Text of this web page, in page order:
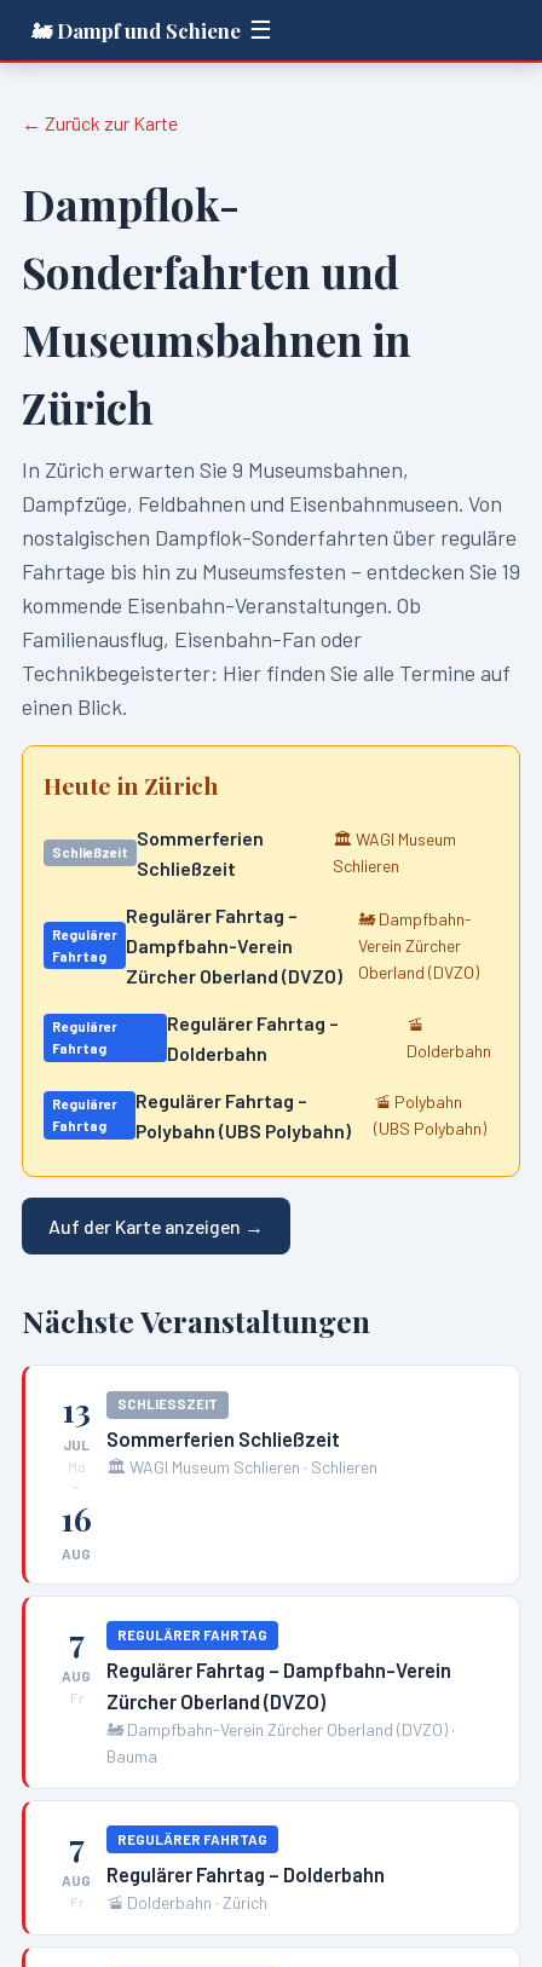
🚂 Dampf und Schiene ☰
← Zurück zur Karte
Dampflok-
Sonderfahrten und
Museumsbahnen in
Zürich
In Zürich erwarten Sie 9 Museumsbahnen,
Dampfzüge, Feldbahnen und Eisenbahnmuseen. Von
nostalgischen Dampflok-Sonderfahrten über reguläre
Fahrtage bis hin zu Museumsfesten – entdecken Sie 19
kommende Eisenbahn-Veranstaltungen. Ob
Familienausflug, Eisenbahn-Fan oder
Technikbegeisterter: Hier finden Sie alle Termine auf
einen Blick.
Heute in Zürich
Schließzeit
Sommerferien
Schließzeit
🏛️ WAGI Museum
Schlieren
Regulärer
Fahrtag
Regulärer Fahrtag –
Dampfbahn-Verein
Zürcher Oberland (DVZO)
🚂 Dampfbahn-
Verein Zürcher
Oberland (DVZO)
Regulärer
Fahrtag
Regulärer Fahrtag –
Dolderbahn
🚡
Dolderbahn
Regulärer
Fahrtag
Regulärer Fahrtag –
Polybahn (UBS Polybahn)
🚡 Polybahn
(UBS Polybahn)
Auf der Karte anzeigen →
Nächste Veranstaltungen
13
JUL
Mo
–
16
AUG
SCHLIESSZEIT
Sommerferien Schließzeit
🏛️ WAGI Museum Schlieren · Schlieren
7
AUG
Fr
REGULÄRER FAHRTAG
Regulärer Fahrtag – Dampfbahn-Verein
Zürcher Oberland (DVZO)
🚂 Dampfbahn-Verein Zürcher Oberland (DVZO) ·
Bauma
7
AUG
Fr
REGULÄRER FAHRTAG
Regulärer Fahrtag – Dolderbahn
🚡 Dolderbahn ·Zürich